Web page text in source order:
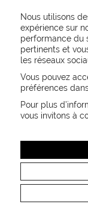
Recevez
Nous utilisons
expérience sur
performance du
pertinents et
les réseaux
Vous pouvez
préférences
Pour plus
vous invitons à